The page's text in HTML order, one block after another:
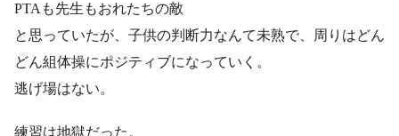
PTAも先生もおれたちの敵
と思っていたが、子供の判断力なんて未熟で、周りはどん
どん組体操にポジティブになっていく。
逃げ場はない。
練習は地獄だった。